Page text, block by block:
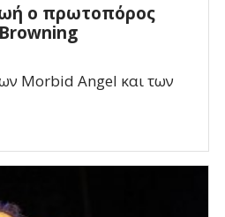
ο πρωτοπόρος
Morbid Angel και των